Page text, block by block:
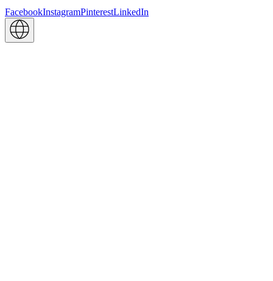
FacebookInstagramPinterestLinkedIn